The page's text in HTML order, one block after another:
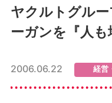
ヤクルトグル
ーガンを『人
2006.06.22 経営